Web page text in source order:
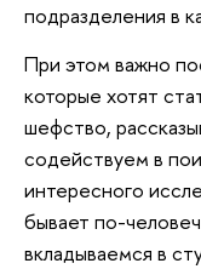
подразделения в
При этом важно
которые хотят
шефство,
содействуем в
интересного
бывает по-
вкладываемся в